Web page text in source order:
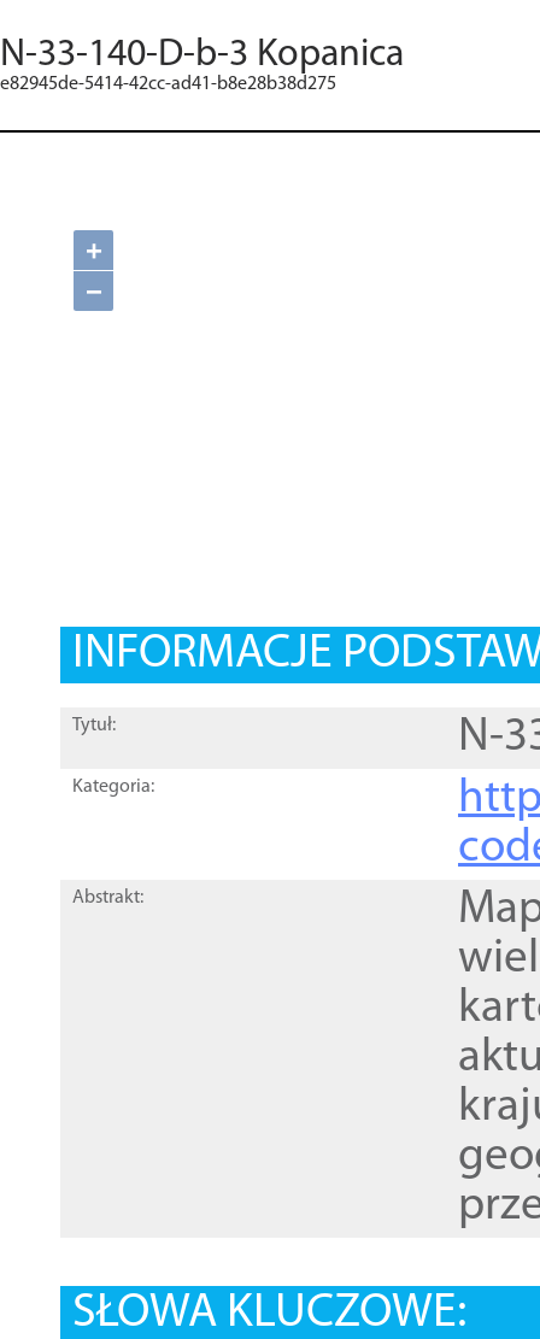
N-33-140-D-b-3 Kopanica
e82945de-5414-42cc-ad41-b8e28b38d275
+
−
INFORMACJE
Tytuł: N-
Kategoria:
Abstrakt:
SŁOWA KLUCZOWE: